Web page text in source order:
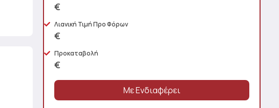
€
Λιανική Τιμή Προ Φόρων
€
Προκαταβολή
€